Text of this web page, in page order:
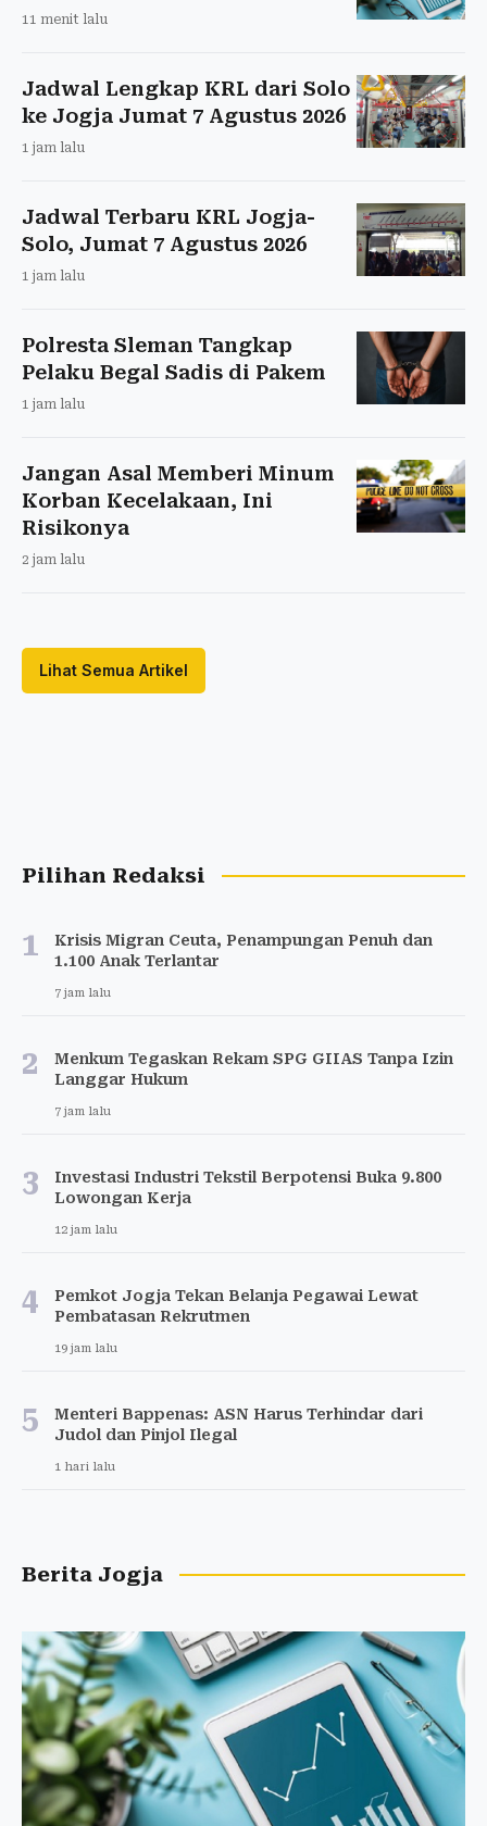
11 menit lalu
Jadwal Lengkap KRL dari Solo
ke Jogja Jumat 7 Agustus 2026
1 jam lalu
Jadwal Terbaru KRL Jogja-
Solo, Jumat 7 Agustus 2026
1 jam lalu
Polresta Sleman Tangkap
Pelaku Begal Sadis di Pakem
1 jam lalu
Jangan Asal Memberi Minum
Korban Kecelakaan, Ini
Risikonya
2 jam lalu
Lihat Semua Artikel
Pilihan Redaksi
1
Krisis Migran Ceuta, Penampungan Penuh dan
1.100 Anak Terlantar
7 jam lalu
2
Menkum Tegaskan Rekam SPG GIIAS Tanpa Izin
Langgar Hukum
7 jam lalu
3
Investasi Industri Tekstil Berpotensi Buka 9.800
Lowongan Kerja
12 jam lalu
4
Pemkot Jogja Tekan Belanja Pegawai Lewat
Pembatasan Rekrutmen
19 jam lalu
5
Menteri Bappenas: ASN Harus Terhindar dari
Judol dan Pinjol Ilegal
1 hari lalu
Berita Jogja